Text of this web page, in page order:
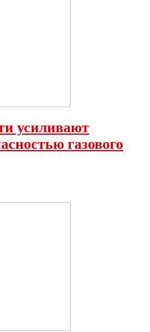
усиливают
газового